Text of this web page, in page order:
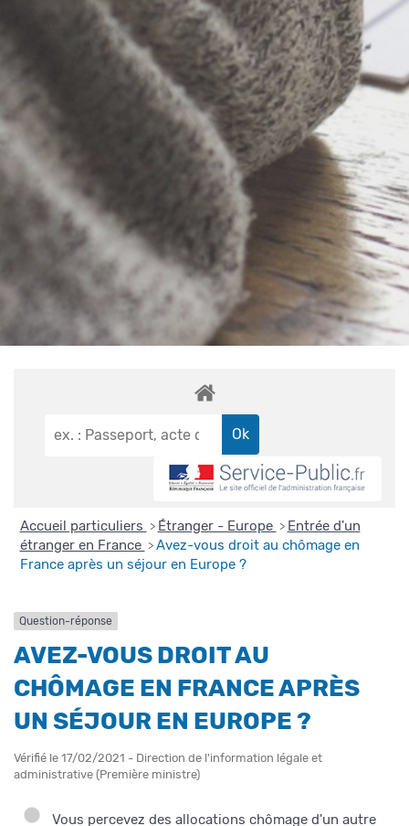
Accueil particuliers > Étranger - Europe > Entrée d'un
étranger en France > Avez-vous droit au chômage en
France après un séjour en Europe ?
Question-réponse
AVEZ-VOUS DROIT AU
CHÔMAGE EN FRANCE APRÈS
UN SÉJOUR EN EUROPE ?
Vérifié le 17/02/2021 - Direction de l'information légale et
administrative (Première ministre)
Vous percevez des allocations chômage d'un autre